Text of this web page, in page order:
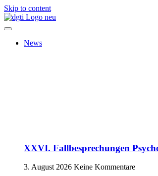
Skip to content
News
XXVI. Fallbesprechungen
3. August 2026 Keine Kommentare